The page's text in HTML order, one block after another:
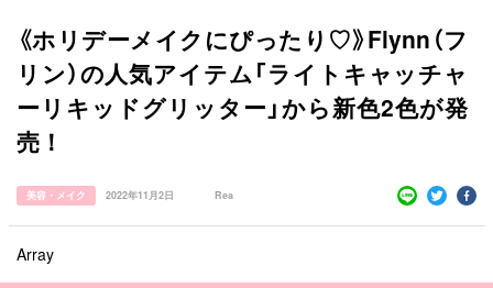
《ホリデーメイクにぴったり♡》Flynn（フ
リン）の人気アイテム「ライトキャッチャ
ーリキッドグリッター」から新色2色が発
売！
美容・メイク 2022年11月2日 Rea
Array